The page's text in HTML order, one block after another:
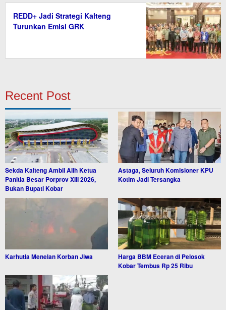
REDD+ Jadi Strategi Kalteng
Turunkan Emisi GRK
Recent Post
Sekda Kalteng Ambil Alih Ketua
Panitia Besar Porprov XIII 2026,
Bukan Bupati Kobar
Astaga, Seluruh Komisioner KPU
Kotim Jadi Tersangka
Karhutla Menelan Korban Jiwa
Harga BBM Eceran di Pelosok
Kobar Tembus Rp 25 Ribu